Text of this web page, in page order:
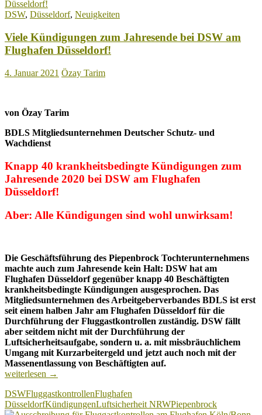
verspätet!
DSW, Düsseldorf, Neuigkeiten
Viele Kündigungen zum Jahresende bei DSW am
Flughafen Düsseldorf!
4. Januar 2021 Özay Tarim
von Özay Tarim
BDLS Mitgliedsunternehmen Deutscher Schutz- und
Wachdienst
Knapp 40 krankheitsbedingte Kündigungen zum
Jahresende 2020 bei DSW am Flughafen
Düsseldorf!
Aber: Alle Kündigungen sind wohl unwirksam!
Die Geschäftsführung des Piepenbrock Tochterunternehmens
machte auch zum Jahresende kein Halt: DSW hat am
Flughafen Düsseldorf gegenüber knapp 40 Beschäftigten
krankheitsbedingte Kündigungen ausgesprochen. Das
Mitgliedsunternehmen des Arbeitgeberverbandes BDLS ist erst
seit einem halben Jahr am Flughafen Düsseldorf für die
Durchführung der Fluggastkontrollen zuständig. DSW fällt
aber seitdem nicht mit der Durchführung der
Luftsicherheitsaufgabe, sondern u. a. mit missbräuchlichem
Umgang mit Kurzarbeitergeld und jetzt auch noch mit der
Massenentlassung von Beschäftigten auf.
Viele
zum
Jahresende
weiterlesen →
DSWFluggastkontrollenFlughafen
DüsseldorfKündigungenLuftsicherheit NRWPiepenbrock